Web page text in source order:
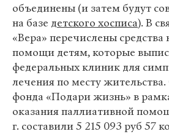
объединены (и затем будут
на базе детского хосписа). В
«Вера» перечислены средства
помощи детям, которые
федеральных клиник для
лечения по месту
фонда «Подари жизнь» в
оказания паллиативной
г. составили 5 215 093 руб 57